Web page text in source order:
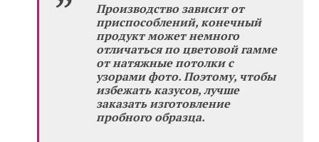
Производство зависит от
приспособлений, конечный
продукт может немного
отличаться по цветовой гамме
от натяжные потолки с
узорами фото. Поэтому, чтобы
избежать казусов, лучше
заказать изготовление
пробного образца.